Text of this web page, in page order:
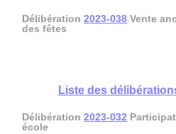
Délibération2023-038 Vente
des fêtes
Liste des
Délibération2023-032
école